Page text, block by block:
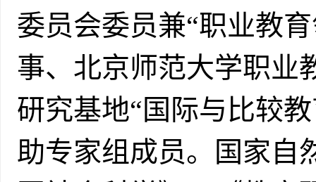
委员会委员兼“职业教
事、北京师范大学职业
研究基地“国际与比较
助专家组成员。国家自